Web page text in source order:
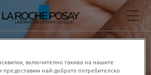
включително такива на нашите
предоставим най-доброто потребителско